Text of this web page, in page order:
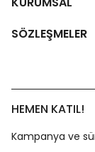
SÖZLEŞMELER
HEMEN KATIL!
Kampanya ve